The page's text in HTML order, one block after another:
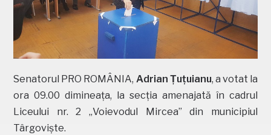
Senatorul PRO ROMÂNIA, Adrian Țuțuianu, a votat la
ora 09.00 dimineața, la secția amenajată în cadrul
Liceului nr. 2 „Voievodul Mircea” din municipiul
Târgoviște.